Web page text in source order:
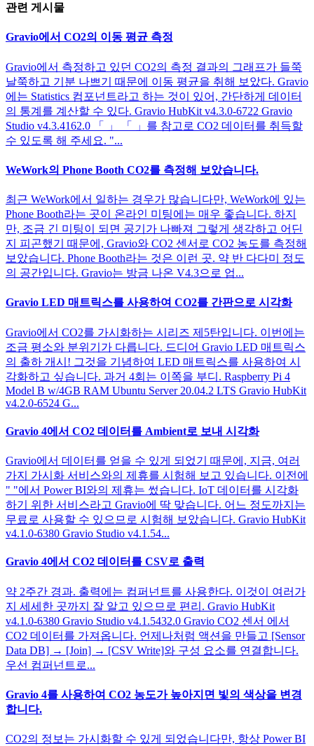
관련 게시물
Gravio에서 CO2의 이동 평균 측정
Gravio에서 측정하고 있던 CO2의 측정 결과의 그래프가 들쭉
날쭉하고 기분 나쁘기 때문에 이동 평균을 취해 보았다. Gravio
에는 Statistics 컴포넌트라고 하는 것이 있어, 간단하게 데이터
의 통계를 계산할 수 있다. Gravio HubKit v4.3.0-6722 Gravio
Studio v4.3.4162.0 「 」 「 」를 참고로 CO2 데이터를 취득할
수 있도록 해 주세요. "...
WeWork의 Phone Booth CO2를 측정해 보았습니다.
최근 WeWork에서 일하는 경우가 많습니다만, WeWork에 있는
Phone Booth라는 곳이 온라인 미팅에는 매우 좋습니다. 하지
만, 조금 긴 미팅이 되면 공기가 나빠져 그렇게 생각하고 어딘
지 피곤했기 때문에, Gravio와 CO2 센서로 CO2 농도를 측정해
보았습니다. Phone Booth라는 것은 이런 곳. 약 반 다다미 정도
의 공간입니다. Gravio는 방금 나온 V4.3으로 업...
Gravio LED 매트릭스를 사용하여 CO2를 간판으로 시각화
Gravio에서 CO2를 가시화하는 시리즈 제5탄입니다. 이번에는
조금 평소와 분위기가 다릅니다. 드디어 Gravio LED 매트릭스
의 출하 개시! 그것을 기념하여 LED 매트릭스를 사용하여 시
각화하고 싶습니다. 과거 4회는 이쪽을 부디. Raspberry Pi 4
Model B w/4GB RAM Ubuntu Server 20.04.2 LTS Gravio HubKit
v4.2.0-6524 G...
Gravio 4에서 CO2 데이터를 Ambient로 보내 시각화
Gravio에서 데이터를 얻을 수 있게 되었기 때문에, 지금, 여러
가지 가시화 서비스와의 제휴를 시험해 보고 있습니다. 이전에
" "에서 Power BI와의 제휴는 썼습니다. IoT 데이터를 시각화
하기 위한 서비스라고 Gravio에 딱 맞습니다. 어느 정도까지는
무료로 사용할 수 있으므로 시험해 보았습니다. Gravio HubKit
v4.1.0-6380 Gravio Studio v4.1.54...
Gravio 4에서 CO2 데이터를 CSV로 출력
약 2주간 경과. 출력에는 컴퍼넌트를 사용한다. 이것이 여러가
지 세세한 곳까지 잘 알고 있으므로 편리. Gravio HubKit
v4.1.0-6380 Gravio Studio v4.1.5432.0 Gravio CO2 센서 에서
CO2 데이터를 가져옵니다. 언제나처럼 액션을 만들고 [Sensor
Data DB] → [Join] → [CSV Write]와 구성 요소를 연결합니다.
우선 컴퍼넌트로...
Gravio 4를 사용하여 CO2 농도가 높아지면 빛의 색상을 변경
합니다.
CO2의 정보는 가시화할 수 있게 되었습니다만, 항상 Power BI